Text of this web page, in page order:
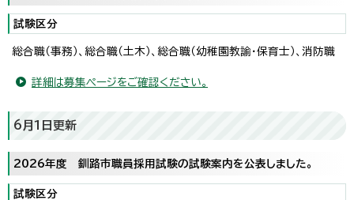
試験区分
総合職（事務）、総合職（土木）、総合職（幼稚園教諭・保育士）、消防職
詳細は募集ページをご確認ください。
6月1日更新
2026年度 釧路市職員採用試験の試験案内を公表しました。
試験区分